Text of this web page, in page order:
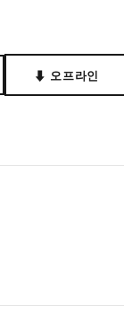
⬇ 오프라인